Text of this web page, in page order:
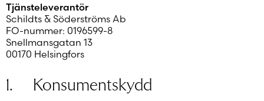
Tjänsteleverantör
Schildts & Söderströms Ab
FO-nummer: 0196599-8
Snellmansgatan 13
00170 Helsingfors
1. Konsumentskydd